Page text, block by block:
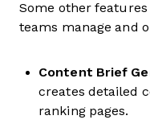
Some other
teams manage and
Content Brief
creates detailed
ranking pages.